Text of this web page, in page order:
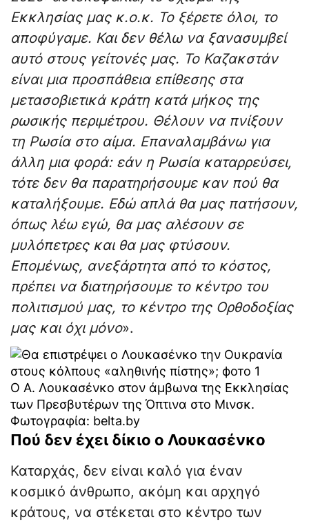
Εκκλησίας μας κ.ο.κ. Το ξέρετε όλοι, το
αποφύγαμε. Και δεν θέλω να ξανασυμβεί
αυτό στους γείτονές μας. Το Καζακστάν
είναι μια προσπάθεια επίθεσης στα
μετασοβιετικά κράτη κατά μήκος της
ρωσικής περιμέτρου. Θέλουν να πνίξουν
τη Ρωσία στο αίμα. Επαναλαμβάνω για
άλλη μια φορά: εάν η Ρωσία καταρρεύσει,
τότε δεν θα παρατηρήσουμε καν πού θα
καταλήξουμε. Εδώ απλά θα μας πατήσουν,
όπως λέω εγώ, θα μας αλέσουν σε
μυλόπετρες και θα μας φτύσουν.
Επομένως, ανεξάρτητα από το κόστος,
πρέπει να διατηρήσουμε το κέντρο του
πολιτισμού μας, το κέντρο της Ορθοδοξίας
μας και όχι μόνο».
Ο Α. Λουκασένκο στον άμβωνα της Εκκλησίας
των Πρεσβυτέρων της Όπτινα στο Μινσκ.
Φωτογραφία: belta.by
Πού δεν έχει δίκιο ο Λουκασένκο
Καταρχάς, δεν είναι καλό για έναν
κοσμικό άνθρωπο, ακόμη και αρχηγό
κράτους, να στέκεται στο κέντρο των